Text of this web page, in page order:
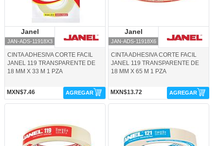
Janel
JAN-ADS-11918X3
CINTA ADHESIVA CORTE FACIL
JANEL 119 TRANSPARENTE DE
18 MM X 33 M 1 PZA
MXN$7.46 AGREGAR
Janel
JAN-ADS-11918X6
CINTA ADHESIVA CORTE FACIL
JANEL 119 TRANSPARENTE DE
18 MM X 65 M 1 PZA
MXN$13.72 AGREGAR